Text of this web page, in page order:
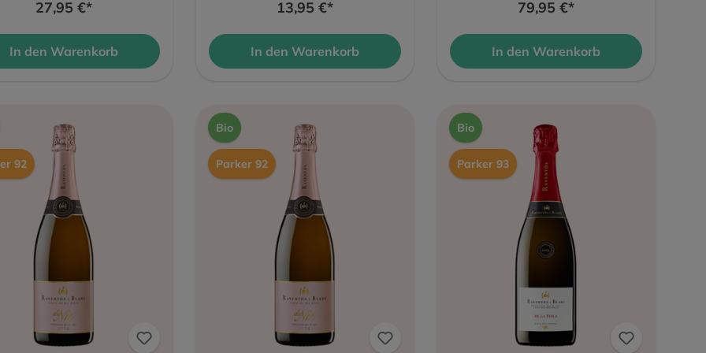
27,95 €*
In den Warenkorb
13,95 €*
In den Warenkorb
79,95 €*
In den Warenkorb
92
Bio
Parker 92
Bio
Parker 93